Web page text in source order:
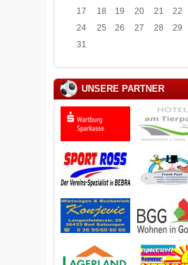
17
18 19 20 21 22
24
25 26 27 28 29
31
UNSERE PARTNER